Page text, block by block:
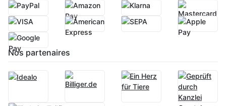
Nos partenaires